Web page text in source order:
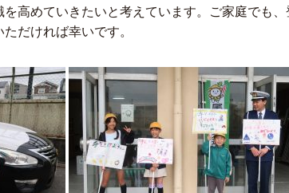
高めていきたいと考えています。ご家庭でも
だければ幸いです。